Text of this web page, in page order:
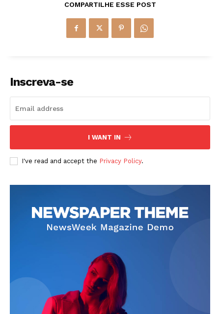
COMPARTILHE ESSE POST
Inscreva-se
I WANT IN
I've read and accept the Privacy Policy.